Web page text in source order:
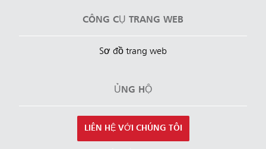
CÔNG CỤ TRANG WEB
Sơ đồ trang web
ỦNG HỘ
LIÊN HỆ VỚI CHÚNG TÔI